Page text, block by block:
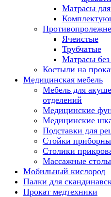
Матрасы
Ячеистые
Трубчатые
Матрасы без
Костыли на
Медицинская мебель
Мебель для
отделений
Медицинские
Медицинские
Подставки для
Стойки
Столики
Массажные
Мобильный кислород
Палки для
Прокат медтехники